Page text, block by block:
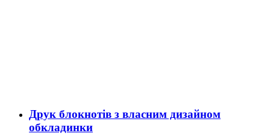
Друк блокнотів з власним дизайном
обкладинки